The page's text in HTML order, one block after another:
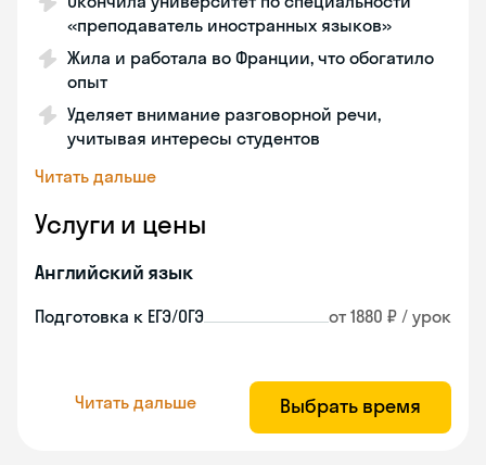
«преподаватель иностранных языков»
Жила и работала во Франции, что обогатило
опыт
Уделяет внимание разговорной речи,
учитывая интересы студентов
Читать дальше
Услуги и цены
Английский язык
Подготовка к ЕГЭ/ОГЭ от 1880 ₽ / урок
Читать дальше Выбрать время